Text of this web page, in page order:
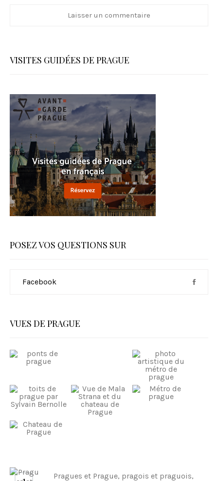
VISITES GUIDÉES DE PRAGUE
POSEZ VOS QUESTIONS SUR
Facebook
VUES DE PRAGUE
Pragues et Prague, pragois et praguois,